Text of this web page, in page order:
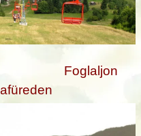
Foglaljon